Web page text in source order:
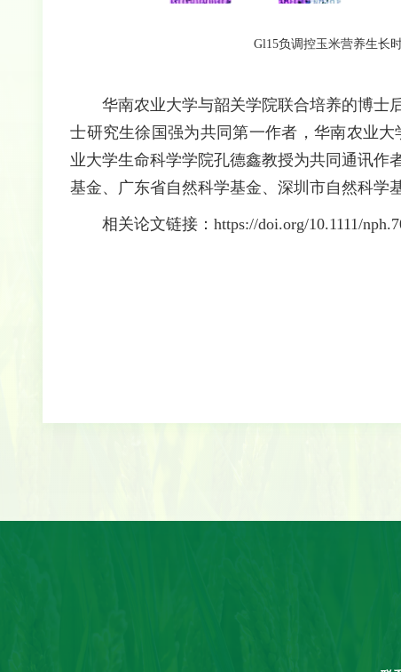
Gl15负调控玉米营养生长
华南农业大学与韶关学院联合培养的博士
士研究生徐国强为共同第一作者，华南农业
业大学生命科学学院孔德鑫教授为共同通讯作
基金、广东省自然科学基金、深圳市自然科学
相关论文链接：https://doi.org/10.1111/